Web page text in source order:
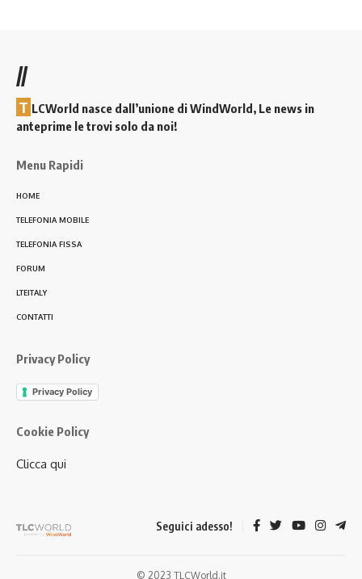
//
T LCWorld nasce dall’unione di WindWorld, Le news in
anteprime le trovi solo da noi!
Menu Rapidi
HOME
TELEFONIA MOBILE
TELEFONIA FISSA
FORUM
LTEITALY
CONTATTI
Privacy Policy
Privacy Policy
Cookie Policy
Clicca qui
Seguici adesso!
© 2023 TLCWorld.it